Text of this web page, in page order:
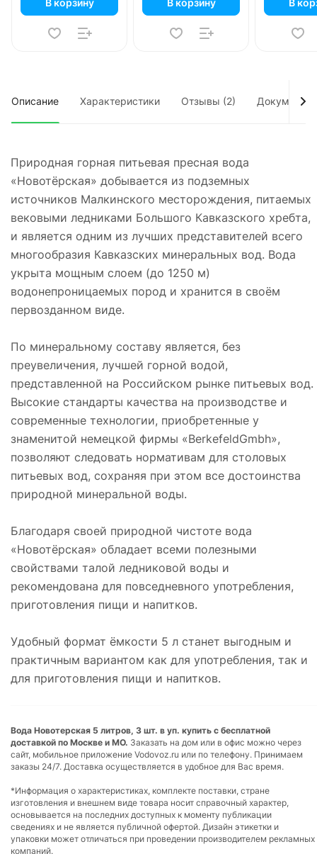
В корзину В корзину В
Описание Характеристики Отзывы (2) Документы
Природная горная питьевая пресная вода
«Новотёрская» добывается из подземных
источников Малкинского месторождения, питаемых
вековыми ледниками Большого Кавказского хребта,
и является одним из лучших представителей всего
многообразия Кавказских минеральных вод. Вода
укрыта мощным слоем (до 1250 м)
водонепроницаемых пород и хранится в своём
первозданном виде.
По минеральному составу является, без
преувеличения, лучшей горной водой,
представленной на Российском рынке питьевых вод.
Высокие стандарты качества на производстве и
современные технологии, приобретенные у
знаменитой немецкой фирмы «BerkefeldGmbh»,
позволяют следовать нормативам для столовых
питьевых вод, сохраняя при этом все достоинства
природной минеральной воды.
Благодаря своей природной чистоте вода
«Новотёрская» обладает всеми полезными
свойствами талой ледниковой воды и
рекомендована для повседневного употребления,
приготовления пищи и напитков.
Удобный формат ёмкости 5 л станет выгодным и
практичным вариантом как для употребления, так и
для приготовления пищи и напитков.
Вода Новотерская 5 литров, 3 шт. в уп. купить с бесплатной
доставкой по Москве и МО. Заказать на дом или в офис можно через
сайт, мобильное приложение Vodovoz.ru или по телефону. Принимаем
заказы 24/7. Доставка осуществляется в удобное для Вас время.
*Информация о характеристиках, комплекте поставки, стране
изготовления и внешнем виде товара носит справочный характер,
основывается на последних доступных к моменту публикации
сведениях и не является публичной офертой. Дизайн этикетки и
упаковки может отличаться при проведении производителем рекламных
компаний.